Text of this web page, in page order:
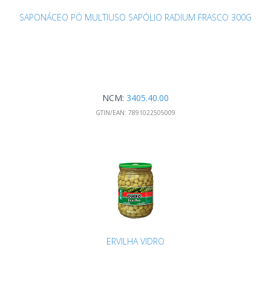
SAPONÁCEO PÓ MULTIUSO SAPÓLIO RADIUM FRASCO 300G
NCM: 3405.40.00
GTIN/EAN: 7891022505009
ERVILHA VIDRO